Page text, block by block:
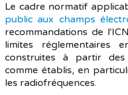
Le cadre normatif
public aux champs
recommandations de
limites réglementaires
construites à partir des
comme établis, en
les radiofréquences.